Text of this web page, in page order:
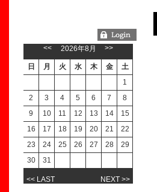
<<
2026年8月 >>
日 月 火 水 木 金
土
1
2
3 4 5 6 7
8
9
10 11 12 13 14
15
16
17 18 19 20 21
22
23
24 25 26 27 28
29
30
31
<< LAST NEXT >>